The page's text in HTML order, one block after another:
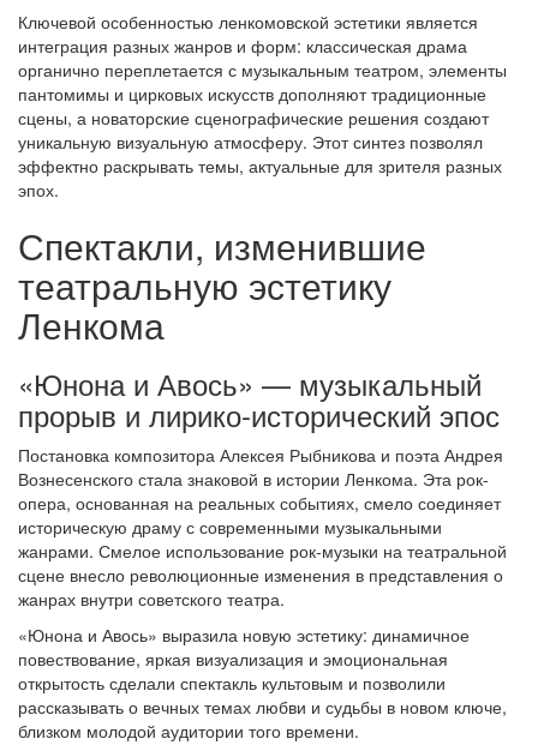
Ключевой особенностью ленкомовской эстетики является
интеграция разных жанров и форм: классическая драма
органично переплетается с музыкальным театром, элементы
пантомимы и цирковых искусств дополняют традиционные
сцены, а новаторские сценографические решения создают
уникальную визуальную атмосферу. Этот синтез позволял
эффектно раскрывать темы, актуальные для зрителя разных
эпох.
Спектакли, изменившие
театральную эстетику
Ленкома
«Юнона и Авось» — музыкальный
прорыв и лирико-исторический эпос
Постановка композитора Алексея Рыбникова и поэта Андрея
Вознесенского стала знаковой в истории Ленкома. Эта рок-
опера, основанная на реальных событиях, смело соединяет
историческую драму с современными музыкальными
жанрами. Смелое использование рок-музыки на театральной
сцене внесло революционные изменения в представления о
жанрах внутри советского театра.
«Юнона и Авось» выразила новую эстетику: динамичное
повествование, яркая визуализация и эмоциональная
открытость сделали спектакль культовым и позволили
рассказывать о вечных темах любви и судьбы в новом ключе,
близком молодой аудитории того времени.